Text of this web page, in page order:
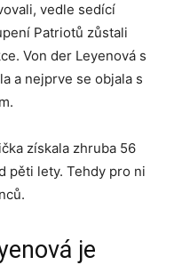
vedle sedící
Patriotů zůstali
Von der Leyenová s
a nejprve se objala s
získala zhruba 56
pěti lety. Tehdy pro ni
je